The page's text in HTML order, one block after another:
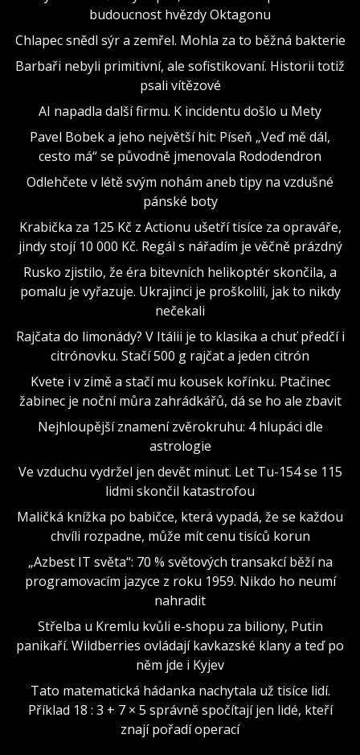
budoucnost hvězdy Oktagonu
Chlapec snědl sýr a zemřel. Mohla za to běžná bakterie
Barbaři nebyli primitivní, ale sofistikovaní. Historii totiž
psali vítězové
AI napadla další firmu. K incidentu došlo u Mety
Pavel Bobek a jeho největší hit: Píseň „Veď mě dál,
cesto má“ se původně jmenovala Rododendron
Odlehčete v létě svým nohám aneb tipy na vzdušné
pánské boty
Krabička za 125 Kč z Actionu ušetří tisíce za opraváře,
jindy stojí 10 000 Kč. Regál s nářadím je věčně prázdný
Rusko zjistilo, že éra bitevních helikoptér skončila, a
pomalu je vyřazuje. Ukrajinci je proškolili, jak to nikdy
nečekali
Rajčata do limonády? V Itálii je to klasika a chuť předčí i
citrónovku. Stačí 500 g rajčat a jeden citrón
Kvete i v zimě a stačí mu kousek kořínku. Ptačinec
žabinec je noční můra zahrádkářů, dá se ho ale zbavit
Nejhloupější znamení zvěrokruhu: 4 hlupáci dle
astrologie
Ve vzduchu vydržel jen devět minut. Let Tu-154 se 115
lidmi skončil katastrofou
Maličká knížka po babičce, která vypadá, že se každou
chvíli rozpadne, může mít cenu tisíců korun
„Azbest IT světa“: 70 % světových transakcí běží na
programovacím jazyce z roku 1959. Nikdo ho neumí
nahradit
Střelba u Kremlu kvůli e-shopu za biliony, Putin
panikaří. Wildberries ovládají kavkazské klany a teď po
něm jde i Kyjev
Tato matematická hádanka nachytala už tisíce lidí.
Příklad 18 : 3 + 7 × 5 správně spočítají jen lidé, kteří
znají pořadí operací